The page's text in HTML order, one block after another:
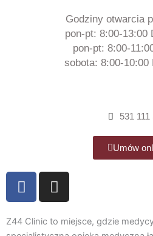
Godziny otwarcia
pon-pt: 8:00-13:00
pon-pt: 8:00-
sobota: 8:00-10:00
531 111
Umów
F
a
e
I
n
t
Z44 Clinic to miejsce, gdzie